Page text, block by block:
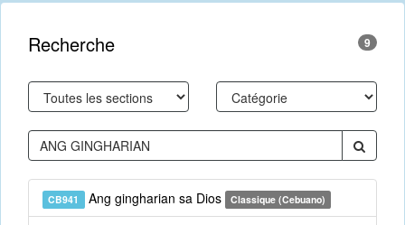
Recherche 9
CB941 Ang gingharian sa Dios Classique (Cebuano)